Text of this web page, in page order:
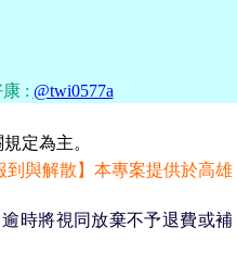
: @twi0577a
定為主。
與解散】本專案提供於高雄
時將視同放棄不予退費或補